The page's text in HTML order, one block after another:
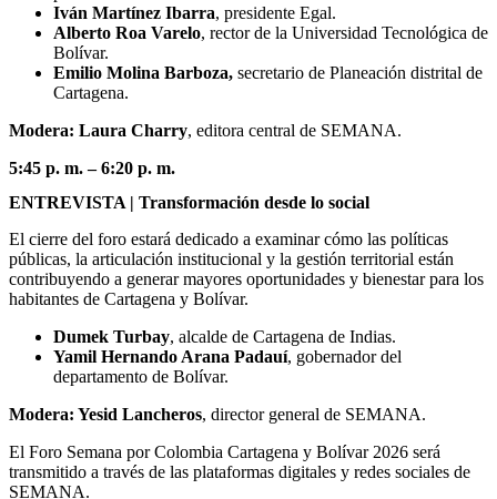
Iván Martínez Ibarra, presidente Egal.
Alberto Roa Varelo, rector de la Universidad Tecnológica de
Bolívar.
Emilio Molina Barboza, secretario de Planeación distrital de
Cartagena.
Modera: Laura Charry, editora central de SEMANA.
5:45 p. m. – 6:20 p. m.
ENTREVISTA | Transformación desde lo social
El cierre del foro estará dedicado a examinar cómo las políticas
públicas, la articulación institucional y la gestión territorial están
contribuyendo a generar mayores oportunidades y bienestar para los
habitantes de Cartagena y Bolívar.
Dumek Turbay, alcalde de Cartagena de Indias.
Yamil Hernando Arana Padauí, gobernador del
departamento de Bolívar.
Modera: Yesid Lancheros, director general de SEMANA.
El Foro Semana por Colombia Cartagena y Bolívar 2026 será
transmitido a través de las plataformas digitales y redes sociales de
SEMANA.